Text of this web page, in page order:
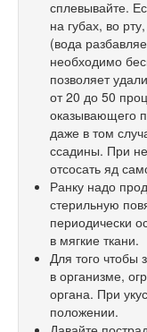
сплевывайте.
на губах, во
(вода
необходимо
позволяет
от 20 до 50
оказывающего
даже в том
ссадины. При
отсосать яд
Ранку надо
стерильную
периодически
в мягкие ткани.
Для того чтобы
в организме,
органа. При
положении.